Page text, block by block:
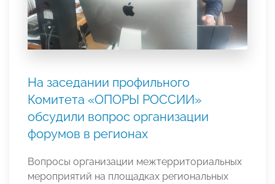
На заседании профильного
Комитета «ОПОРЫ РОССИИ»
обсудили вопрос организации
форумов в регионах
Вопросы организации межтерриториальных
мероприятий на площадках региональных